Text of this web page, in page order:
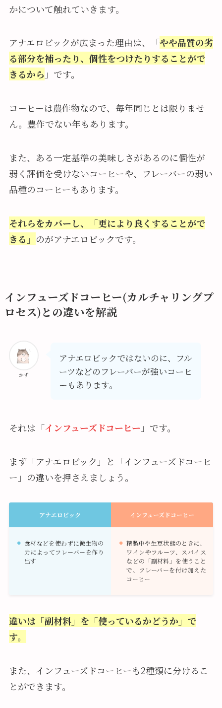
かについて触れていきます。
アナエロビックが広まった理由は、「やや品質の劣
る部分を補ったり、個性をつけたりすることがで
きるから 」です。
コーヒーは農作物なので、毎年同じとは限りませ
ん。豊作でない年もあります。
また、ある一定基準の美味しさがあるのに個性が
弱く評価を受けないコーヒーや、フレーバーの弱い
品種のコーヒーもあります。
それらをカバーし、「更により良くすることがで
きる」 のがアナエロビックです。
インフューズドコーヒー(カルチャリングプ
ロセス)との違いを解説
かず
アナエロビックではないのに、フル
ーツなどのフレーバーが強いコーヒ
ーもあります。
それは「インフューズドコーヒー 」です。
まず「アナエロビック」と「インフューズドコーヒ
ー」の違いを押さえましょう。
アナエロビック インフューズドコーヒー
食材などを使わずに微生物の
力によってフレーバーを作り
出す
精製中や生豆状態のときに、
ワインやフルーツ、スパイス
などの「副材料」を使うこと
で、フレーバーを付け加えた
コーヒー
違いは「副材料」を「使っているかどうか」で
す。
また、インフューズドコーヒーも2種類に分けるこ
とができます。